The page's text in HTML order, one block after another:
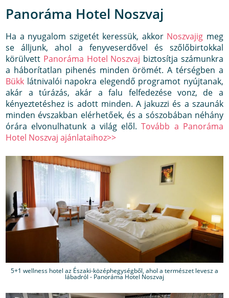
Panoráma Hotel Noszvaj
Ha a nyugalom szigetét keressük, akkor Noszvajig meg
se álljunk, ahol a fenyveserdővel és szőlőbirtokkal
körülvett Panoráma Hotel Noszvaj biztosítja számunkra
a háborítatlan pihenés minden örömét. A térségben a
Bükk látnivalói napokra elegendő programot nyújtanak,
akár a túrázás, akár a falu felfedezése vonz, de a
kényeztetéshez is adott minden. A jakuzzi és a szaunák
minden évszakban elérhetőek, és a sószobában néhány
órára elvonulhatunk a világ elől.Tovább a Panoráma
Hotel Noszvaj ajánlataihoz>>
5+1 wellness hotel az Északi-középhegységből, ahol a természet levesz a
lábadról - Panoráma Hotel Noszvaj